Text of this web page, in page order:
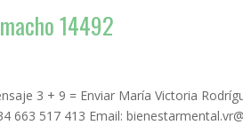
14492
3 + 9 = Enviar María Victoria
663 517 413 Email: